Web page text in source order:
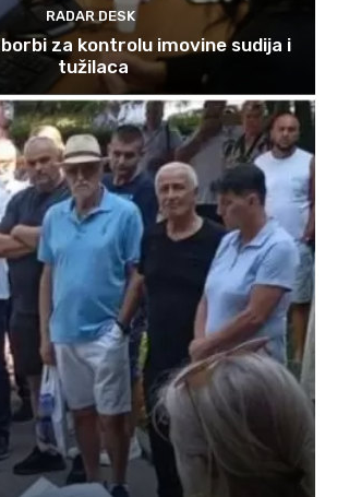
RADAR DESK
borbi za kontrolu imovine sudija i
tužilaca